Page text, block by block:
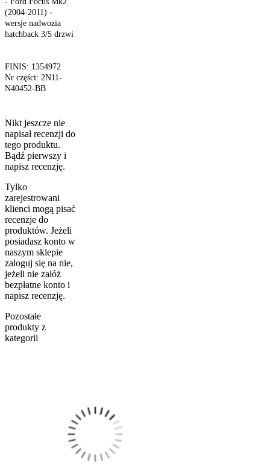
(2004-2011) -
wersje nadwozia
hatchback 3/5 drzwi
FINIS: 1354972
Nr części: 2N11-
N40452-BB
Nikt jeszcze nie
napisał recenzji do
tego produktu.
Bądź pierwszy i
napisz recenzję.
Tylko
zarejestrowani
klienci mogą pisać
recenzje do
produktów. Jeżeli
posiadasz konto w
naszym sklepie
zaloguj się na nie,
jeżeli nie załóż
bezpłatne konto i
napisz recenzję.
Pozostałe
produkty z
kategorii